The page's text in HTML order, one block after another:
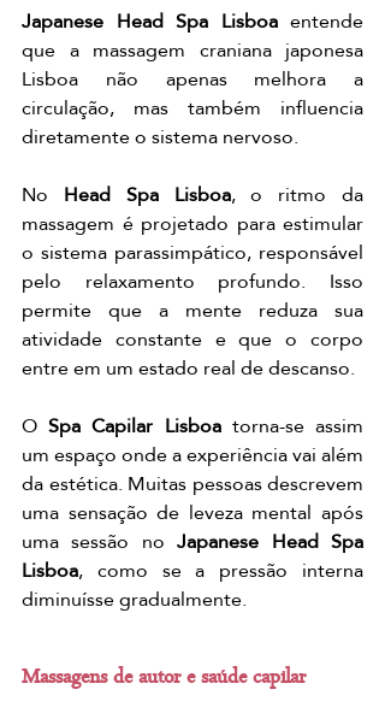
Japanese Head Spa Lisboa entende
que a massagem craniana japonesa
Lisboa não apenas melhora a
circulação, mas também influencia
diretamente o sistema nervoso.
No Head Spa Lisboa, o ritmo da
massagem é projetado para estimular
o sistema parassimpático, responsável
pelo relaxamento profundo. Isso
permite que a mente reduza sua
atividade constante e que o corpo
entre em um estado real de descanso.
O Spa Capilar Lisboa torna-se assim
um espaço onde a experiência vai além
da estética. Muitas pessoas descrevem
uma sensação de leveza mental após
uma sessão no Japanese Head Spa
Lisboa, como se a pressão interna
diminuísse gradualmente.
Massagens de autor e saúde capilar